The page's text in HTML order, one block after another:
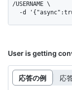
/USERNAME \
-d
User is getting
応答の例 応